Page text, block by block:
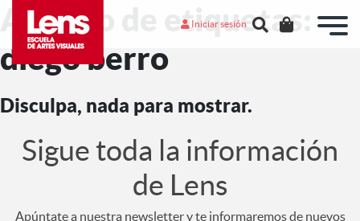
Iniciar sesión
Archivo de etiquetas:
diego berro
Disculpa, nada para mostrar.
Sigue toda la información
de Lens
Apúntate a nuestra newsletter y te informaremos de nuevos